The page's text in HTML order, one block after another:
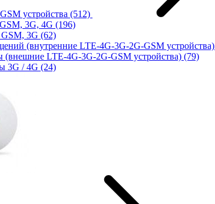
устройства (512)
3G, 4G (196)
3G (62)
(внутренние LTE-4G-3G-2G-GSM устройства)
(внешние LTE-4G-3G-2G-GSM устройства) (79)
3G / 4G (24)